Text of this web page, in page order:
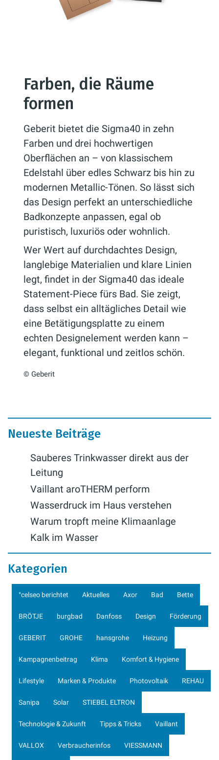
Farben, die Räume
formen
Geberit bietet die Sigma40 in zehn
Farben und drei hochwertigen
Oberflächen an – von klassischem
Edelstahl über edles Schwarz bis hin zu
modernen Metallic-Tönen. So lässt sich
das Design perfekt an unterschiedliche
Badkonzepte anpassen, egal ob
puristisch, luxuriös oder wohnlich.
Wer Wert auf durchdachtes Design,
langlebige Materialien und klare Linien
legt, findet in der Sigma40 das ideale
Statement-Piece fürs Bad. Sie zeigt,
dass selbst ein alltägliches Detail wie
eine Betätigungsplatte zu einem
echten Designelement werden kann –
elegant, funktional und zeitlos schön.
© Geberit
Neueste Beiträge
Sauberes Trinkwasser direkt aus der
Leitung
Vaillant aroTHERM perform
Wasserdruck im Haus verstehen
Warum tropft meine Klimaanlage
Kalk im Wasser
Kategorien
°celseo berichtet Aktuelles Axor Bad Bette
BRÖTJE burgbad Danfoss Design Förderung
GEBERIT GROHE hansgrohe Heizung
Kampagnenbeitrag Klima Komfort & Hygiene
Lifestyle Marken & Produkte Photovoltaik REHAU
Sanipa Solar STIEBEL ELTRON
Technologie & Zukunft Tipps & Tricks Vaillant
VALLOX Verbraucherinfos VIESSMANN